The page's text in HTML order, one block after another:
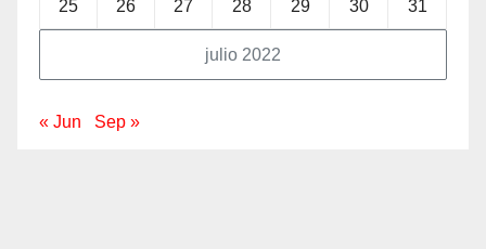
julio 2022
25 26 27 28 29 30 31
« Jun Sep »